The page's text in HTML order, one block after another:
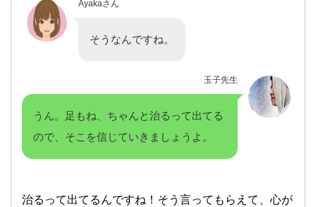
Ayakaさん
そうなんですね。
玉子先生
うん。足もね、ちゃんと治るって出てる
ので、そこを信じていきましょうよ。
治るって出てるんですね！そう言ってもらえて、心が